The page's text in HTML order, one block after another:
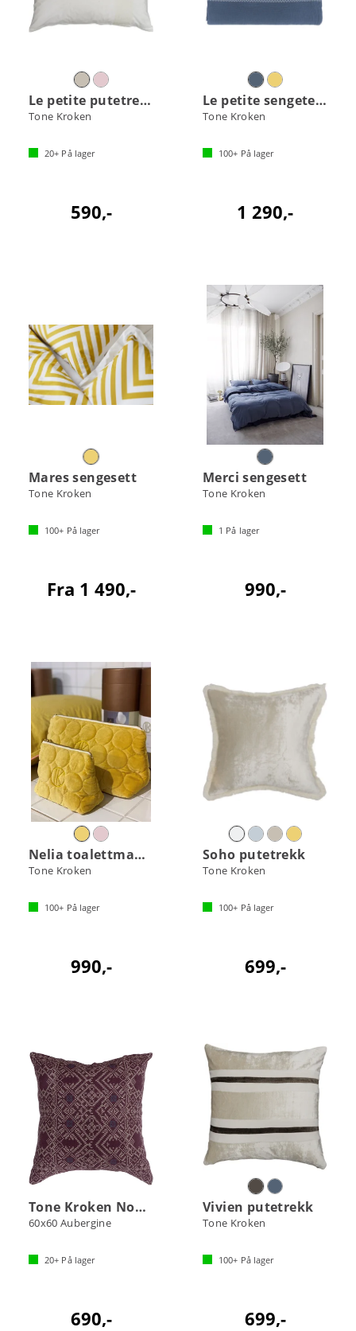
Le petite putetrekk
Tone Kroken
20+ På lager
590,-
Le petite sengeteppe
Tone Kroken
100+ På lager
1 290,-
Mares sengesett
Tone Kroken
100+ På lager
Fra 1 490,-
Merci sengesett
Tone Kroken
1 På lager
990,-
Nelia toalettmappe sett
Tone Kroken
100+ På lager
990,-
Soho putetrekk
Tone Kroken
100+ På lager
699,-
Tone Kroken Nomad putetrekk
60x60 Aubergine
20+ På lager
690,-
Vivien putetrekk
Tone Kroken
100+ På lager
699,-